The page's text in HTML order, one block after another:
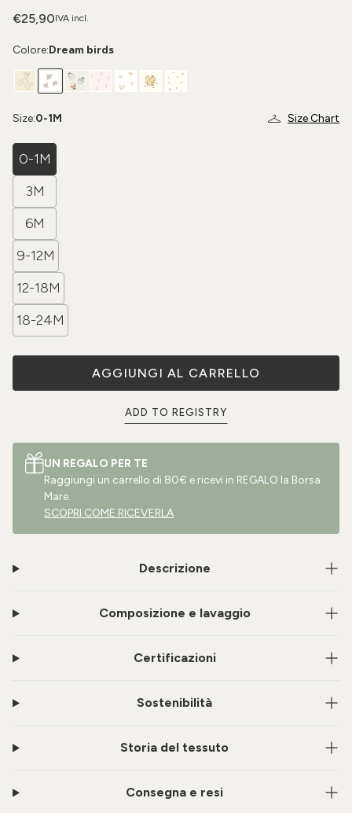
IVA incl.
€25,90
Colore:Dream birds
Size Chart
Size:0-1M
0-1M
3M
6M
9-12M
12-18M
18-24M
AGGIUNGI AL CARRELLO
ADD TO REGISTRY
UN REGALO PER TE
Raggiungi un carrello di 80€ e ricevi in REGALO la Borsa
Mare.
SCOPRI COME RICEVERLA
Descrizione
Composizione e lavaggio
Certificazioni
Sostenibilità
Storia del tessuto
Consegna e resi